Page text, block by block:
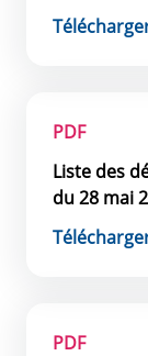
PDF
Liste des
du 28 mai
PDF